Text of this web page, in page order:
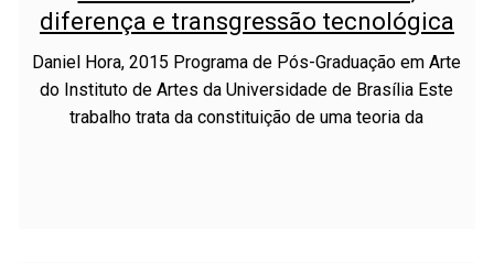
diferença e transgressão tecnológica
Daniel Hora, 2015 Programa de Pós-Graduação em Arte
do Instituto de Artes da Universidade de Brasília Este
trabalho trata da constituição de uma teoria da